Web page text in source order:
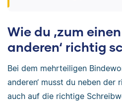
Wie du ‚zum
anderen‘ richtig
Bei dem mehrteiligen
anderen‘ musst du neben der
auch auf die richtige